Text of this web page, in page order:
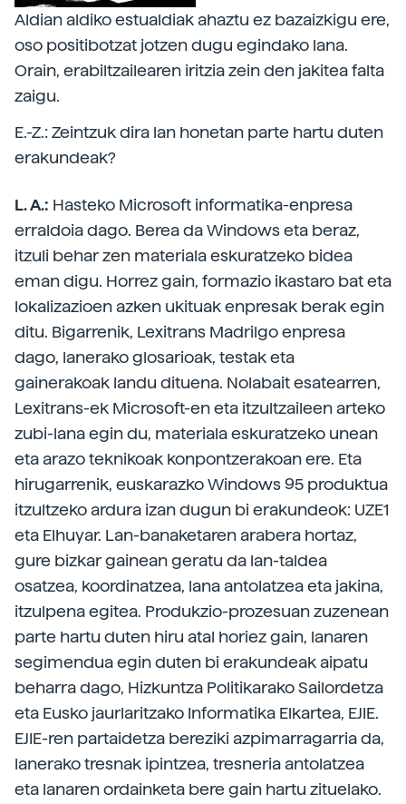
Aldian aldiko estualdiak ahaztu ez bazaizkigu ere,
oso positibotzat jotzen dugu egindako lana.
Orain, erabiltzailearen iritzia zein den jakitea falta
zaigu.
E.-Z.: Zeintzuk dira lan honetan parte hartu duten
erakundeak?
L. A.: Hasteko Microsoft informatika-enpresa
erraldoia dago. Berea da Windows eta beraz,
itzuli behar zen materiala eskuratzeko bidea
eman digu. Horrez gain, formazio ikastaro bat eta
lokalizazioen azken ukituak enpresak berak egin
ditu. Bigarrenik, Lexitrans Madrilgo enpresa
dago, lanerako glosarioak, testak eta
gainerakoak landu dituena. Nolabait esatearren,
Lexitrans-ek Microsoft-en eta itzultzaileen arteko
zubi-lana egin du, materiala eskuratzeko unean
eta arazo teknikoak konpontzerakoan ere. Eta
hirugarrenik, euskarazko Windows 95 produktua
itzultzeko ardura izan dugun bi erakundeok: UZE1
eta Elhuyar. Lan-banaketaren arabera hortaz,
gure bizkar gainean geratu da lan-taldea
osatzea, koordinatzea, lana antolatzea eta jakina,
itzulpena egitea. Produkzio-prozesuan zuzenean
parte hartu duten hiru atal horiez gain, lanaren
segimendua egin duten bi erakundeak aipatu
beharra dago, Hizkuntza Politikarako Sailordetza
eta Eusko jaurlaritzako Informatika Elkartea, EJIE.
EJIE-ren partaidetza bereziki azpimarragarria da,
lanerako tresnak ipintzea, tresneria antolatzea
eta lanaren ordainketa bere gain hartu zituelako.